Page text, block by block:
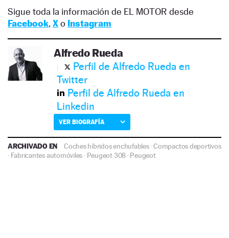
Sigue toda la información de EL MOTOR desde
Facebook, Xo Instagram
Alfredo Rueda
Perfil de Alfredo Rueda en
Twitter
Perfil de Alfredo Rueda en
Linkedin
VER BIOGRAFÍA
ARCHIVADO EN Coches híbridos enchufables·Compactos deportivos
· Fabricantes automóviles · Peugeot 308 ·Peugeot